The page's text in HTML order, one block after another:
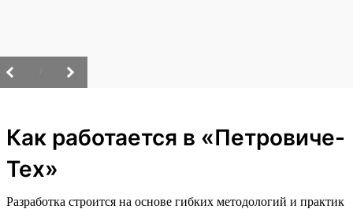
Как работается в «Петровиче-
Тех»
Разработка строится на основе гибких методологий и практик